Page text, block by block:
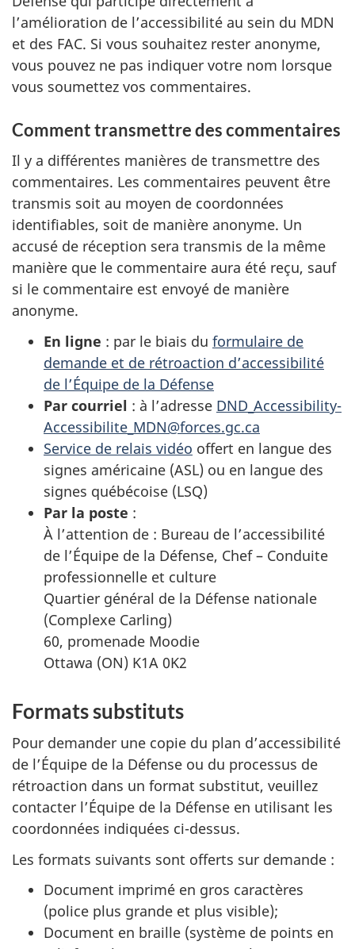
l’amélioration de l’accessibilité au sein du MDN
et des FAC. Si vous souhaitez rester anonyme,
vous pouvez ne pas indiquer votre nom lorsque
vous soumettez vos commentaires.
Comment transmettre des commentaires
Il y a différentes manières de transmettre des
commentaires. Les commentaires peuvent être
transmis soit au moyen de coordonnées
identifiables, soit de manière anonyme. Un
accusé de réception sera transmis de la même
manière que le commentaire aura été reçu, sauf
si le commentaire est envoyé de manière
anonyme.
En ligne : par le biais du formulaire de
demande et de rétroaction d’accessibilité
de l’Équipe de la Défense
Par courriel : à l’adresse DND_Accessibility-
Accessibilite_MDN@forces.gc.ca
Service de relais vidéo offert en langue des
signes américaine (ASL) ou en langue des
signes québécoise (LSQ)
Par la poste :
À l’attention de : Bureau de l’accessibilité
de l’Équipe de la Défense, Chef – Conduite
professionnelle et culture
Quartier général de la Défense nationale
(Complexe Carling)
60, promenade Moodie
Ottawa (ON) K1A 0K2
Formats substituts
Pour demander une copie du plan d’accessibilité
de l’Équipe de la Défense ou du processus de
rétroaction dans un format substitut, veuillez
contacter l’Équipe de la Défense en utilisant les
coordonnées indiquées ci-dessus.
Les formats suivants sont offerts sur demande :
Document imprimé en gros caractères
(police plus grande et plus visible);
Document en braille (système de points en